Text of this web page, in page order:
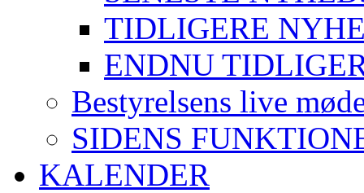
TIDLIGERE
ENDNU
Bestyrelsens live
SIDENS
KALENDER